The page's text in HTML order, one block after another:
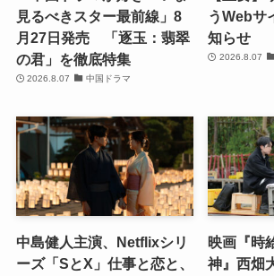
見るべきスター最前線」8
月27日発売 「逐玉：翡翠
の君」を徹底特集
2026.8.07 中国ドラマ
うWebサ
知らせ
2026.8.07
中島健人主演、Netflixシリ
ーズ「SとX」仕事と恋と、
映画『時
神』西畑